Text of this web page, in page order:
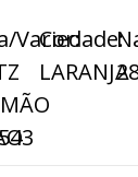
Variedade:
Cor:
LARANJA